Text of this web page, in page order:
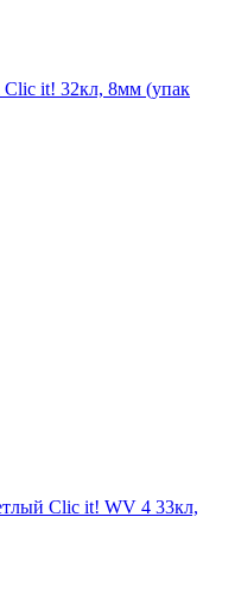
it! 32кл, 8мм (упак
Clic it! WV 4 33кл,